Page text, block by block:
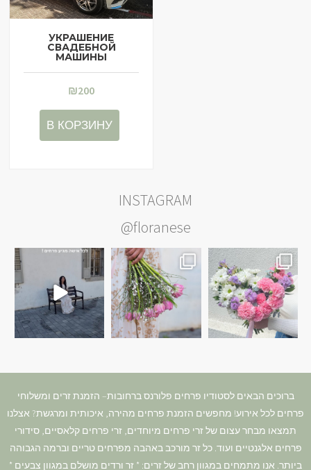
УКРАШЕНИЕ
СВАДЕБНОЙ
МАШИНЫ
₪200
В КОРЗИНУ
INSTAGRAM
@floranese
ברוכים הבאים לסטודיו פרחים פלורנס ברחובות– הזמנת זרים ומשלוחי
פרחים לכל אירוע! מחפשים הזמנת פרחים מהירה, איכותית ומרגשת? אצלנו
תמצאו מבחר עצום של זרי פרחים מיוחדים, זרי פרחים קלאסיים, סידורי
פרחים אלגנטיים ועוד. כל זר מורכב באהבה מפרחים טריים וברמה הגבוהה
ביותר. אנו מתמחים במגוון רחב של זרים: * זר ורדים מושלם במגוון צבעים *